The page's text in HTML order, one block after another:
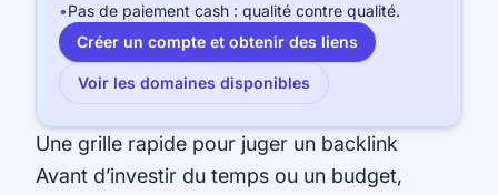
•Pas de paiement cash : qualité contre qualité.
Créer un compte et obtenir des liens
Voir les domaines disponibles
Une grille rapide pour juger un backlink
Avant d’investir du temps ou un budget,